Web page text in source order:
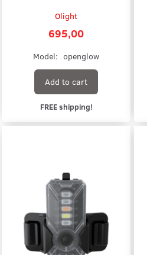
Olight
695,00
Model: openglow
Add to cart
FREE shipping!